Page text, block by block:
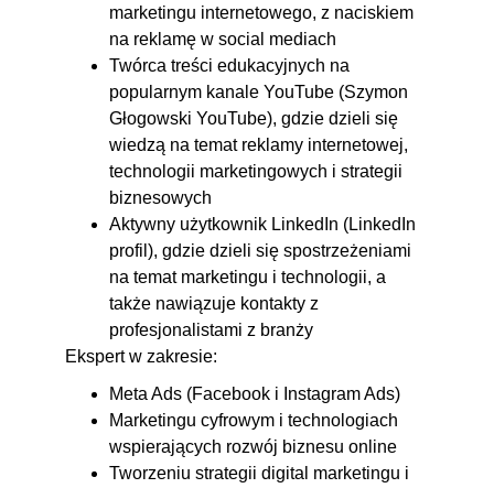
marketingu internetowego, z naciskiem
na reklamę w social mediach
Twórca treści edukacyjnych na
popularnym kanale YouTube (Szymon
Głogowski YouTube), gdzie dzieli się
wiedzą na temat reklamy internetowej,
technologii marketingowych i strategii
biznesowych
Aktywny użytkownik LinkedIn (LinkedIn
profil), gdzie dzieli się spostrzeżeniami
na temat marketingu i technologii, a
także nawiązuje kontakty z
profesjonalistami z branży
Ekspert w zakresie:
Meta Ads (Facebook i Instagram Ads)
Marketingu cyfrowym i technologiach
wspierających rozwój biznesu online
Tworzeniu strategii digital marketingu i